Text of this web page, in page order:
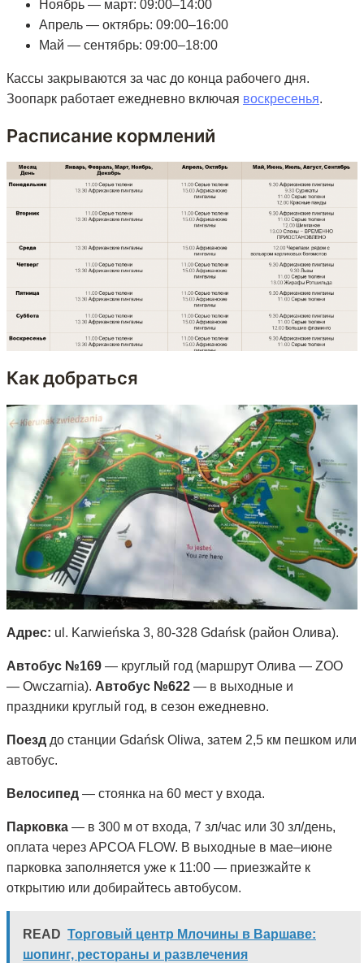
Ноябрь — март: 09:00–14:00
Апрель — октябрь: 09:00–16:00
Май — сентябрь: 09:00–18:00
Кассы закрываются за час до конца рабочего дня.
Зоопарк работает ежедневно включая воскресенья.
Расписание кормлений
Как добраться
Адрес: ul. Karwieńska 3, 80-328 Gdańsk (район Олива).
Автобус №169 — круглый год (маршрут Олива — ZOO
— Owczarnia). Автобус №622 — в выходные и
праздники круглый год, в сезон ежедневно.
Поезд до станции Gdańsk Oliwa, затем 2,5 км пешком или
автобус.
Велосипед — стоянка на 60 мест у входа.
Парковка — в 300 м от входа, 7 зл/час или 30 зл/день,
оплата через APCOA FLOW. В выходные в мае–июне
парковка заполняется уже к 11:00 — приезжайте к
открытию или добирайтесь автобусом.
READ Торговый центр Млочины в Варшаве:
шопинг, рестораны и развлечения